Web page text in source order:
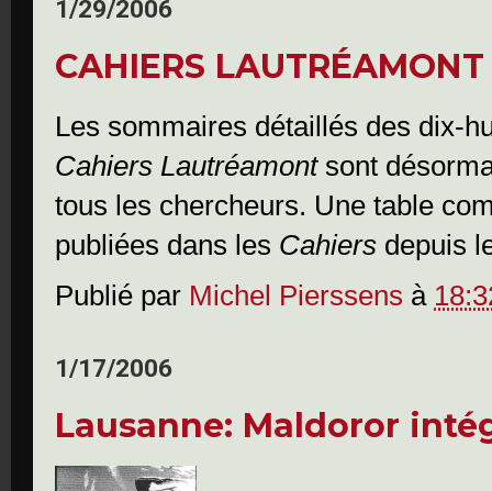
1/29/2006
CAHIERS
Les sommaires détaillés des dix-
Cahiers Lautréamontsont
tous les chercheurs. Une table
publiées dans les Cahiers depuis
Publié par Michel Pierssens à
1/17/2006
Lausanne: Maldoror